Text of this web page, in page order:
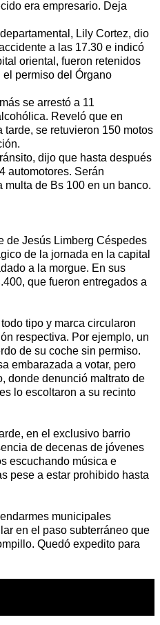
era empresario. Deja
Lily Cortez, dio
a las 17.30 e indicó
oriental, fueron retenidos
permiso del Órgano
se arrestó a 11
Reveló que en
tarde, se retuvieron 150 motos
dijo que hasta después
automotores. Serán
de Bs 100 en un banco.
de Jesús Limberg Céspedes
de la jornada en la capital
a la morgue. En sus
que fueron entregados a
tipo y marca circularon
respectiva. Por ejemplo, un
de su coche sin permiso.
embarazada a votar, pero
donde denunció maltrato de
lo escoltaron a su recinto
en el exclusivo barrio
de decenas de jóvenes
escuchando música e
pese a estar prohibido hasta
municipales
en el paso subterráneo que
Quedó expedito para